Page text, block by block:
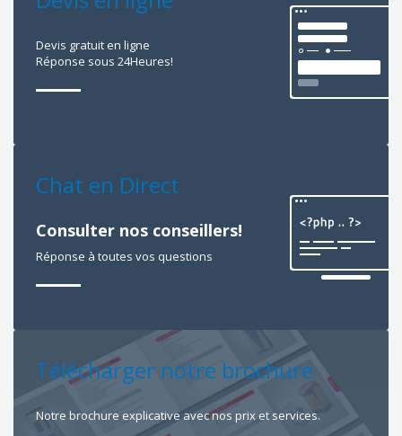
Devis gratuit en ligne
Réponse sous 24Heures!
Chat en Direct
Consulter nos conseillers!
Réponse à toutes vos questions
Télécharger notre brochure
Notre brochure explicative avec nos prix et services.